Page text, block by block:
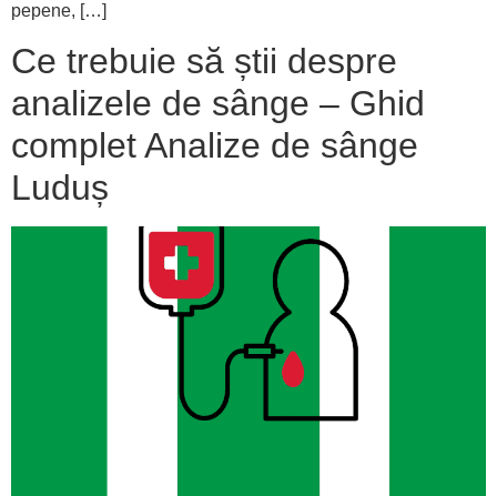
pepene, […]
Ce trebuie să știi despre
analizele de sânge – Ghid
complet Analize de sânge
Luduș